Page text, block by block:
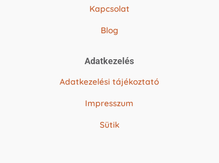
Kapcsolat
Blog
Adatkezelés
Adatkezelési tájékoztató
Impresszum
Sütik